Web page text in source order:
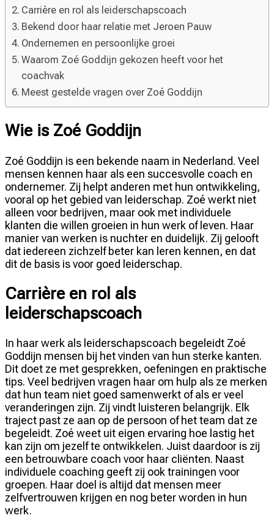
Carrière en rol als leiderschapscoach
Bekend door haar relatie met Jeroen Pauw
Ondernemen en persoonlijke groei
Waarom Zoé Goddijn gekozen heeft voor het
coachvak
Meest gestelde vragen over Zoé Goddijn
Wie is Zoé Goddijn
Zoé Goddijn is een bekende naam in Nederland. Veel
mensen kennen haar als een succesvolle coach en
ondernemer. Zij helpt anderen met hun ontwikkeling,
vooral op het gebied van leiderschap. Zoé werkt niet
alleen voor bedrijven, maar ook met individuele
klanten die willen groeien in hun werk of leven. Haar
manier van werken is nuchter en duidelijk. Zij gelooft
dat iedereen zichzelf beter kan leren kennen, en dat
dit de basis is voor goed leiderschap.
Carrière en rol als
leiderschapscoach
In haar werk als leiderschapscoach begeleidt Zoé
Goddijn mensen bij het vinden van hun sterke kanten.
Dit doet ze met gesprekken, oefeningen en praktische
tips. Veel bedrijven vragen haar om hulp als ze merken
dat hun team niet goed samenwerkt of als er veel
veranderingen zijn. Zij vindt luisteren belangrijk. Elk
traject past ze aan op de persoon of het team dat ze
begeleidt. Zoé weet uit eigen ervaring hoe lastig het
kan zijn om jezelf te ontwikkelen. Juist daardoor is zij
een betrouwbare coach voor haar cliënten. Naast
individuele coaching geeft zij ook trainingen voor
groepen. Haar doel is altijd dat mensen meer
zelfvertrouwen krijgen en nog beter worden in hun
werk.